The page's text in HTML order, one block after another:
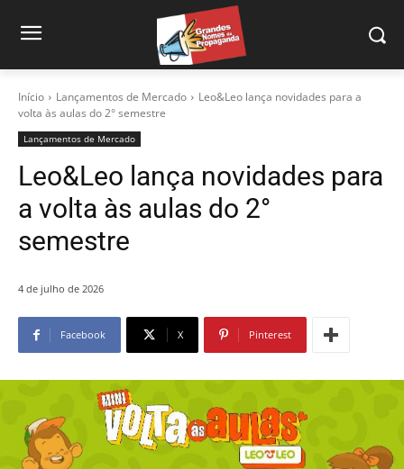
Início Lançamentos de Mercado
Leo&Leo lança novidades para a
volta às aulas do 2° semestre
Lançamentos de Mercado
Leo&Leo lança novidades para
a volta às aulas do 2°
semestre
4 de julho de 2026
Facebook X Pinterest